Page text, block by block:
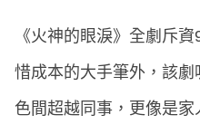
《火神的眼淚》全劇斥
惜成本的大手筆外，該
色間超越同事，更像是